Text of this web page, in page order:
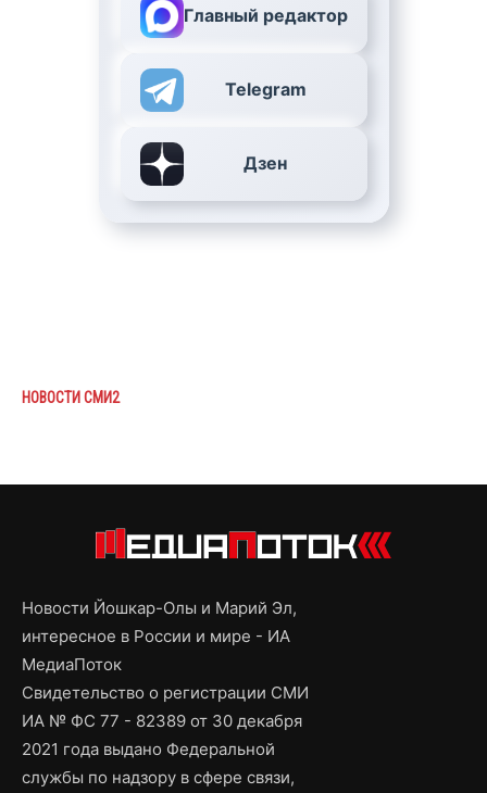
Главный редактор
Telegram
Дзен
НОВОСТИ СМИ2
Новости Йошкар-Олы и Марий Эл,
интересное в России и мире - ИА
МедиаПоток
Свидетельство о регистрации СМИ
ИА № ФС 77 - 82389 от 30 декабря
2021 года выдано Федеральной
службы по надзору в сфере связи,